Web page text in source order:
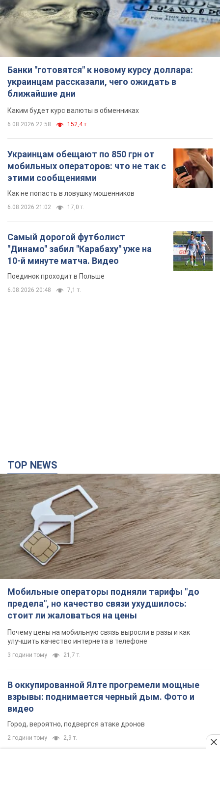
Банки "готовятся" к новому курсу доллара:
украинцам рассказали, чего ожидать в
ближайшие дни
Каким будет курс валюты в обменниках
6.08.2026 22:58 152,4 т.
Украинцам обещают по 850 грн от
мобильных операторов: что не так с
этими сообщениями
Как не попасть в ловушку мошенников
6.08.2026 21:02 17,0 т.
Самый дорогой футболист
"Динамо" забил "Карабаху" уже на
10-й минуте матча. Видео
Поединок проходит в Польше
6.08.2026 20:48 7,1 т.
TOP NEWS
Мобильные операторы подняли тарифы "до
предела", но качество связи ухудшилось:
стоит ли жаловаться на цены
Почему цены на мобильную связь выросли в разы и как
улучшить качество интернета в телефоне
3 години тому 21,7 т.
В оккупированной Ялте прогремели мощные
взрывы: поднимается черный дым. Фото и
видео
Город, вероятно, подвергся атаке дронов
2 години тому 2,9 т.